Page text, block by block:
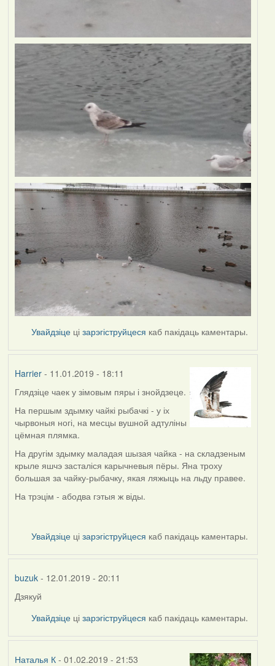
Увайдзіце цізарэгіструйцеся каб пакідаць каментары.
Harrier- 11.01.2019 - 18:11
In
reply
to
by
Глядзіце чаек у зімовым пяры і знойдзеце.
На першым здымку чайкі рыбачкі - у іх
чырвоныя ногі, на месцы вушной адтуліны
цёмная плямка.
На другім здымку маладая шызая чайка - на складзеным
крыле яшчэ засталіся карычневыя пёры. Яна троху
большая за чайку-рыбачку, якая ляжыць на льду правее.
На трэцім - абодва гэтыя ж віды.
Увайдзіце цізарэгіструйцеся каб пакідаць каментары.
buzuk- 12.01.2019 - 20:11
Дзякуй
Увайдзіце цізарэгіструйцеся каб пакідаць каментары.
Наталья К- 01.02.2019 - 21:53